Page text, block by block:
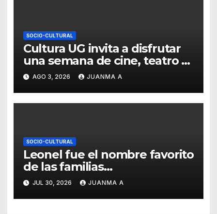
SOCIO-CULTURAL
Cultura UG invita a disfrutar
una semana de cine, teatro y
exposiciones artísticas
AGO 3, 2026 JUANMA A
SOCIO-CULTURAL
Leonel fue el nombre favorito
de las familias
guanajuatenses
JUL 30, 2026 JUANMA A